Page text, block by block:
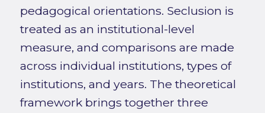
pedagogical orientations. Seclusion is
treated as an institutional-level
measure, and comparisons are made
across individual institutions, types of
institutions, and years. The theoretical
framework brings together three